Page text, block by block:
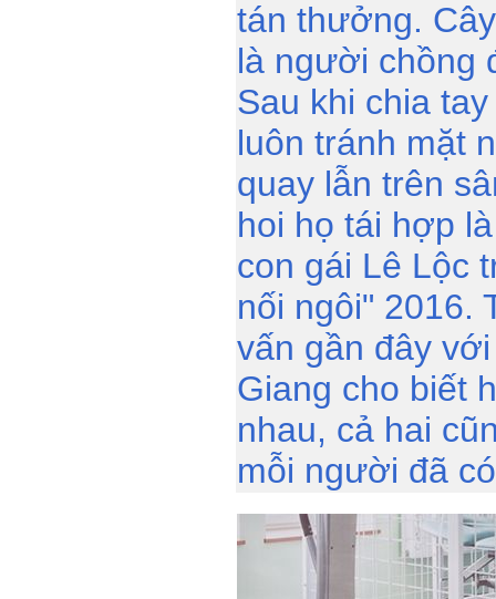
tán thưởng.
là người chồng
Sau khi chia
luôn tránh mặt
quay lẫn trên
hoi họ tái hợp
con gái Lê Lộc
nối ngôi" 2016.
vấn gần đây
Giang cho biết
nhau, cả hai
mỗi người đã